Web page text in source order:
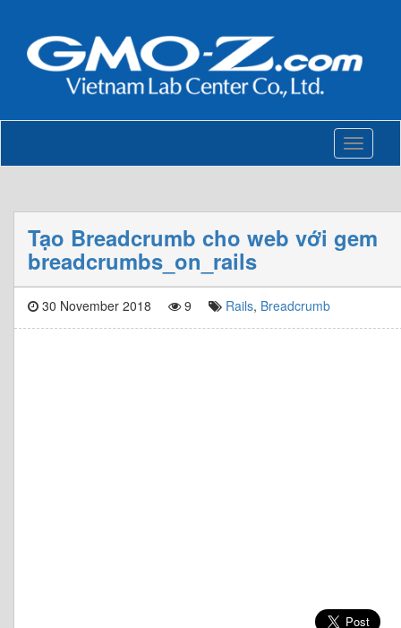
Toggle
Tạo Breadcrumb cho web với gem
breadcrumbs_on_rails
30 November 2018 9 Rails, Breadcrumb